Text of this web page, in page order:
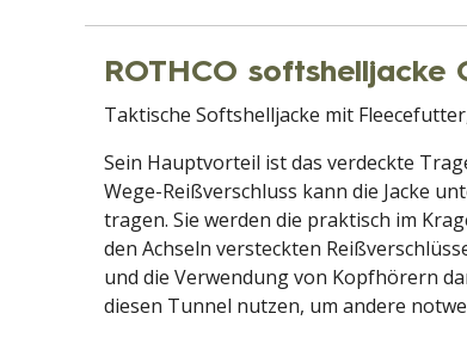
ROTHCO softshelljacke
Taktische Softshelljacke mit
Sein Hauptvorteil ist das verdeckte
Wege-Reißverschluss kann die Jacke
tragen. Sie werden die praktisch im
den Achseln versteckten
und die Verwendung von Kopfhörern
diesen Tunnel nutzen, um andere